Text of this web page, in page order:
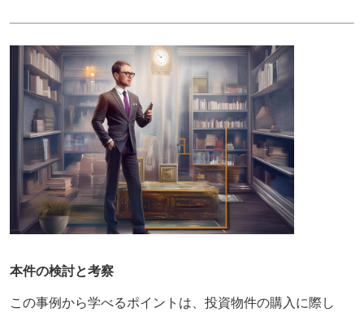
本件の検討と考察
この事例から学べるポイントは、投資物件の購入に際し